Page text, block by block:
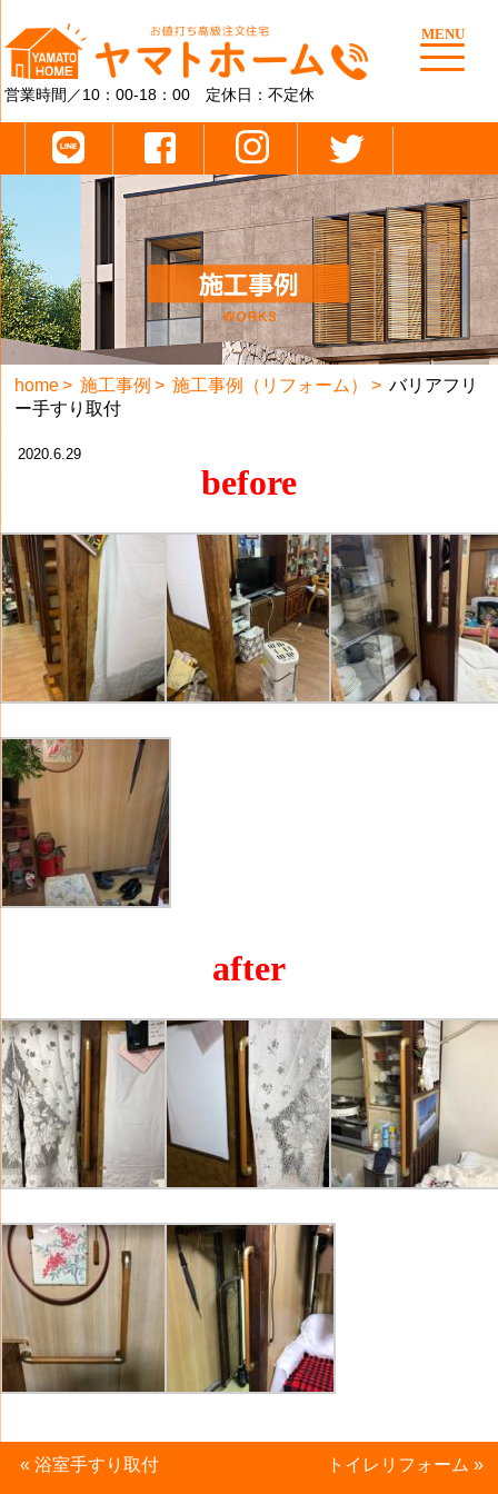
営業時間／10：00-18：00 定休日：不定休
home 施工事例 施工事例（リフォーム）
バリアフリ
ー手すり取付
2020.6.29
before
after
« 浴室手すり取付 トイレリフォーム »
MENU